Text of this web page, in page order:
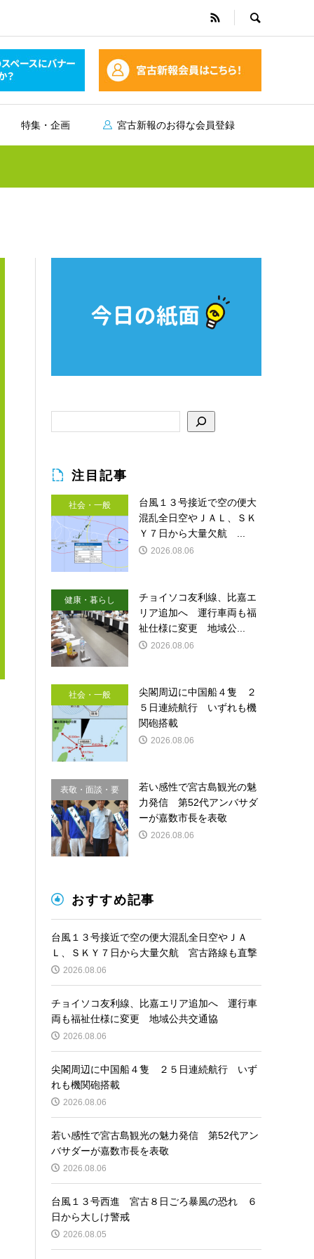
特集・企画 宮古新報のお得な会員登録
注目記事
社会・一般
台風１３号接近で空の便大
混乱全日空やＪＡＬ、ＳＫ
Ｙ７日から大量欠航 ...
2026.08.06
健康・暮らし
チョイソコ友利線、比嘉エ
リア追加へ 運行車両も福
祉仕様に変更 地域公...
2026.08.06
社会・一般
尖閣周辺に中国船４隻 ２
５日連続航行 いずれも機
関砲搭載
2026.08.06
表敬・面談・要
請
若い感性で宮古島観光の魅
力発信 第52代アンバサダ
ーが嘉数市長を表敬
2026.08.06
おすすめ記事
台風１３号接近で空の便大混乱全日空やＪＡ
Ｌ、ＳＫＹ７日から大量欠航 宮古路線も直撃
2026.08.06
チョイソコ友利線、比嘉エリア追加へ 運行車
両も福祉仕様に変更 地域公共交通協
2026.08.06
尖閣周辺に中国船４隻 ２５日連続航行 いず
れも機関砲搭載
2026.08.06
若い感性で宮古島観光の魅力発信 第52代アン
バサダーが嘉数市長を表敬
2026.08.06
台風１３号西進 宮古８日ごろ暴風の恐れ ６
日から大しけ警戒
2026.08.05